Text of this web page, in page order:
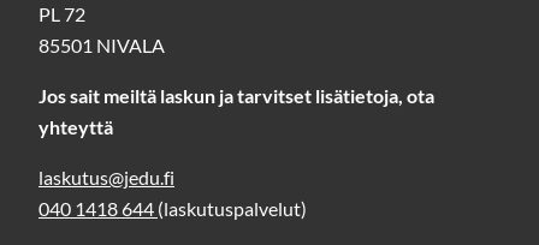
PL 72
85501 NIVALA
Jos sait meiltä laskun ja tarvitset lisätietoja, ota
yhteyttä
laskutus@jedu.fi
040 1418 644 (laskutuspalvelut)